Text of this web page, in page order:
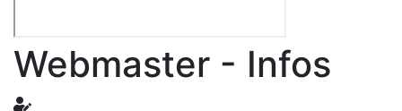
Webmaster - Infos